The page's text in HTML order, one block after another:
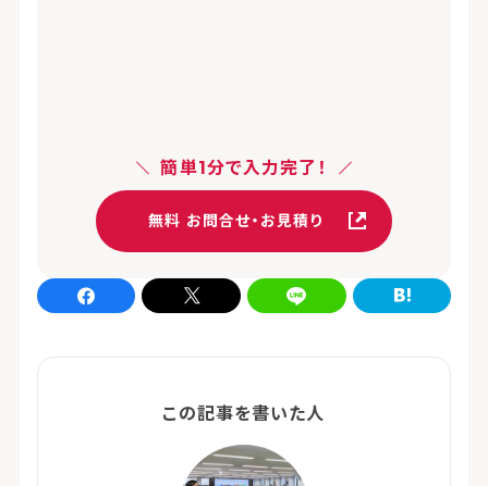
簡単1分で入力完了！
無料 お問合せ・お見積り
この記事を書いた人